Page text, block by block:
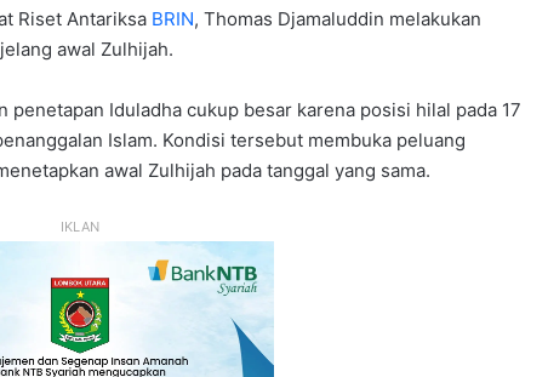
Riset Antariksa BRIN, Thomas Djamaluddin melakukan
awal Zulhijah.
Iduladha cukup besar karena posisi hilal pada 17
Islam. Kondisi tersebut membuka peluang
awal Zulhijah pada tanggal yang sama.
IKLAN